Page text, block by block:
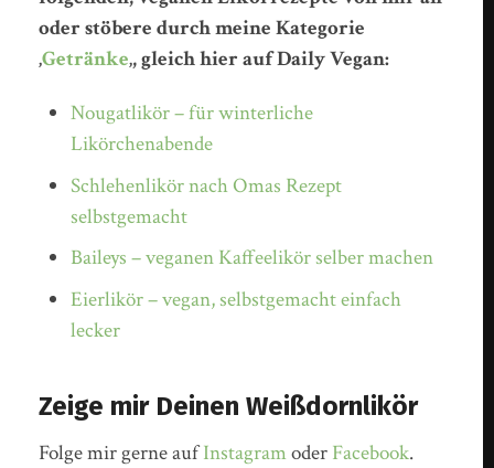
oder stöbere durch meine Kategorie
‚Getränke‚, gleich hier auf Daily Vegan:
Nougatlikör – für winterliche
Likörchenabende
Schlehenlikör nach Omas Rezept
selbstgemacht
Baileys – veganen Kaffeelikör selber machen
Eierlikör – vegan, selbstgemacht einfach
lecker
Zeige mir Deinen Weißdornlikör
Folge mir gerne aufInstagramoder Facebook.